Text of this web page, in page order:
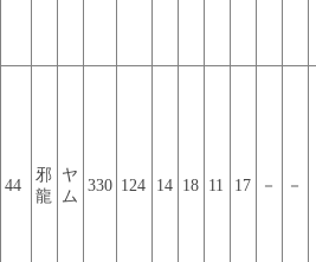
44
邪
龍
ヤ
ム
330 124 14 18 11 17 － －